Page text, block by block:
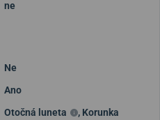
ne
Ne
Ano
Otočná luneta , Korunka